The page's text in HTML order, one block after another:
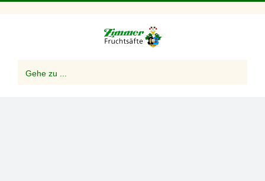
Gehe zu ...